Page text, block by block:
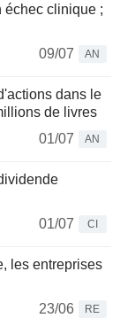
échec clinique ;
09/07
AN
dans le
de livres
01/07
AN
01/07
CI
les entreprises
23/06
RE